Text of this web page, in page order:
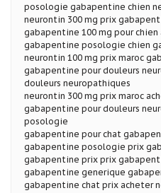
posologie gabapentine chien
neurontin 300 mg prix
gabapentine 100 mg pour
gabapentine posologie chien
neurontin 100 mg prix maroc
gabapentine pour douleurs
douleurs neuropathiques
neurontin 300 mg prix maroc
gabapentine pour douleurs
posologie
gabapentine pour chat
gabapentine posologie prix
gabapentine prix prix
gabapentine generique
gabapentine chat prix acheter